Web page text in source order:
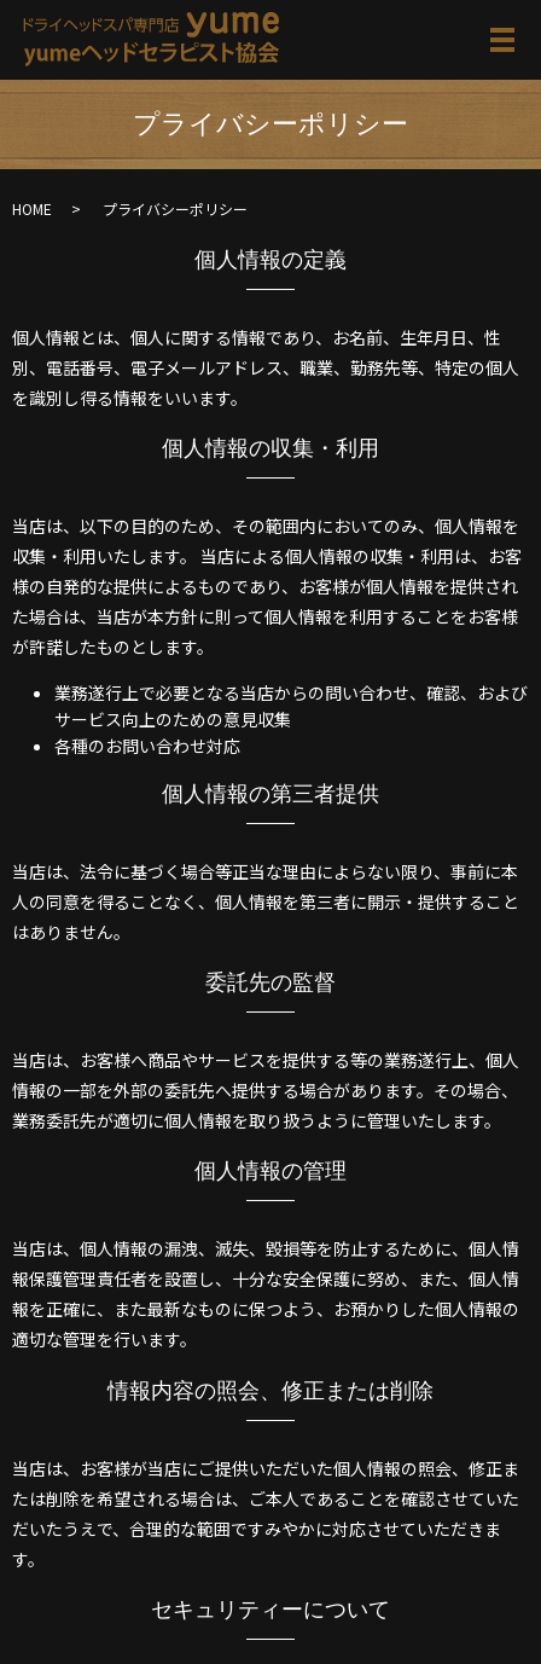
メ
プライバシーポリシー
HOME プライバシーポリシー
個人情報の定義
個人情報とは、個人に関する情報であり、お名前、生年月日、性
別、電話番号、電子メールアドレス、職業、勤務先等、特定の個人
を識別し得る情報をいいます。
個人情報の収集・利用
当店は、以下の目的のため、その範囲内においてのみ、個人情報を
収集・利用いたします。 当店による個人情報の収集・利用は、お客
様の自発的な提供によるものであり、お客様が個人情報を提供され
た場合は、当店が本方針に則って個人情報を利用することをお客様
が許諾したものとします。
業務遂行上で必要となる当店からの問い合わせ、確認、および
サービス向上のための意見収集
各種のお問い合わせ対応
個人情報の第三者提供
当店は、法令に基づく場合等正当な理由によらない限り、事前に本
人の同意を得ることなく、個人情報を第三者に開示・提供すること
はありません。
委託先の監督
当店は、お客様へ商品やサービスを提供する等の業務遂行上、個人
情報の一部を外部の委託先へ提供する場合があります。その場合、
業務委託先が適切に個人情報を取り扱うように管理いたします。
個人情報の管理
当店は、個人情報の漏洩、滅失、毀損等を防止するために、個人情
報保護管理責任者を設置し、十分な安全保護に努め、また、個人情
報を正確に、また最新なものに保つよう、お預かりした個人情報の
適切な管理を行います。
情報内容の照会、修正または削除
当店は、お客様が当店にご提供いただいた個人情報の照会、修正ま
たは削除を希望される場合は、ご本人であることを確認させていた
だいたうえで、合理的な範囲ですみやかに対応させていただきま
す。
セキュリティーについて